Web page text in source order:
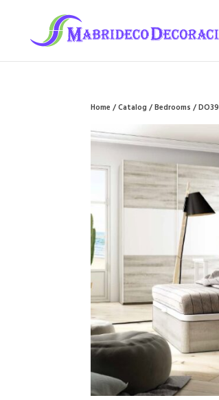
Home/Catalog/Bedrooms/ DO39